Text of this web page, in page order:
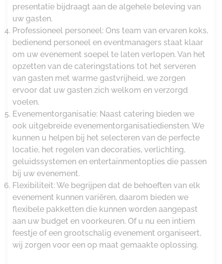
presentatie bijdraagt ​​aan de algehele beleving van
uw gasten.
Professioneel personeel: Ons team van ervaren koks,
bedienend personeel en eventmanagers staat klaar
om uw evenement soepel te laten verlopen. Van het
opzetten van de cateringstations tot het serveren
van gasten met warme gastvrijheid, we zorgen
ervoor dat uw gasten zich welkom en verzorgd
voelen.
Evenementorganisatie: Naast catering bieden we
ook uitgebreide evenementorganisatiediensten. We
kunnen u helpen bij het selecteren van de perfecte
locatie, het regelen van decoraties, verlichting,
geluidssystemen en entertainmentopties die passen
bij uw evenement.
Flexibiliteit: We begrijpen dat de behoeften van elk
evenement kunnen variëren, daarom bieden we
flexibele pakketten die kunnen worden aangepast
aan uw budget en voorkeuren. Of u nu een intiem
feestje of een grootschalig evenement organiseert,
wij zorgen voor een op maat gemaakte oplossing.